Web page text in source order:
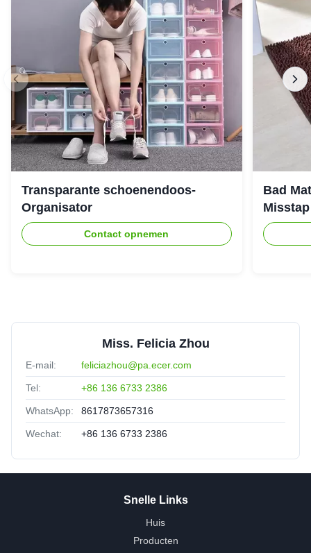
Transparante schoenendoos-
Organisator
Contact opnemen
Bad
Miss. Felicia Zhou
E-mail: feliciazhou@pa.ecer.com
Tel: +86 136 6733 2386
WhatsApp: 8617873657316
Wechat: +86 136 6733 2386
Snelle Links
Huis
Producten